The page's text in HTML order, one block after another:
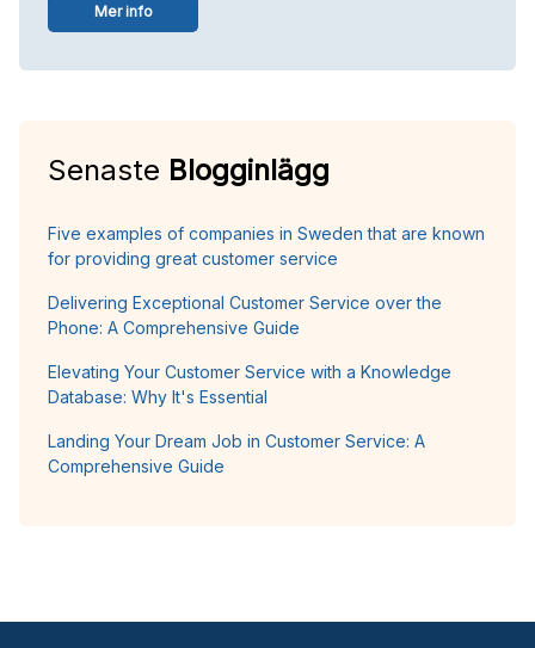
Mer info
Senaste Blogginlägg
Five examples of companies in Sweden that are known
for providing great customer service
Delivering Exceptional Customer Service over the
Phone: A Comprehensive Guide
Elevating Your Customer Service with a Knowledge
Database: Why It's Essential
Landing Your Dream Job in Customer Service: A
Comprehensive Guide